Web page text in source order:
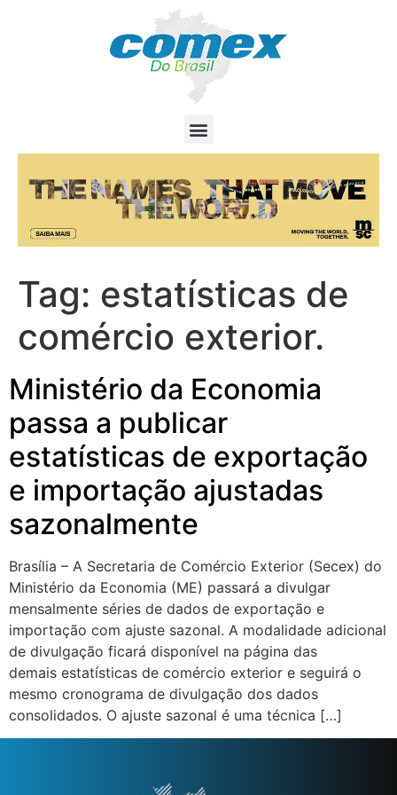
Tag: estatísticas de
comércio exterior.
Ministério da Economia
passa a publicar
estatísticas de exportação
e importação ajustadas
sazonalmente
Brasília – A Secretaria de Comércio Exterior (Secex) do
Ministério da Economia (ME) passará a divulgar
mensalmente séries de dados de exportação e
importação com ajuste sazonal. A modalidade adicional
de divulgação ficará disponível na página das
demais estatísticas de comércio exterior e seguirá o
mesmo cronograma de divulgação dos dados
consolidados. O ajuste sazonal é uma técnica […]